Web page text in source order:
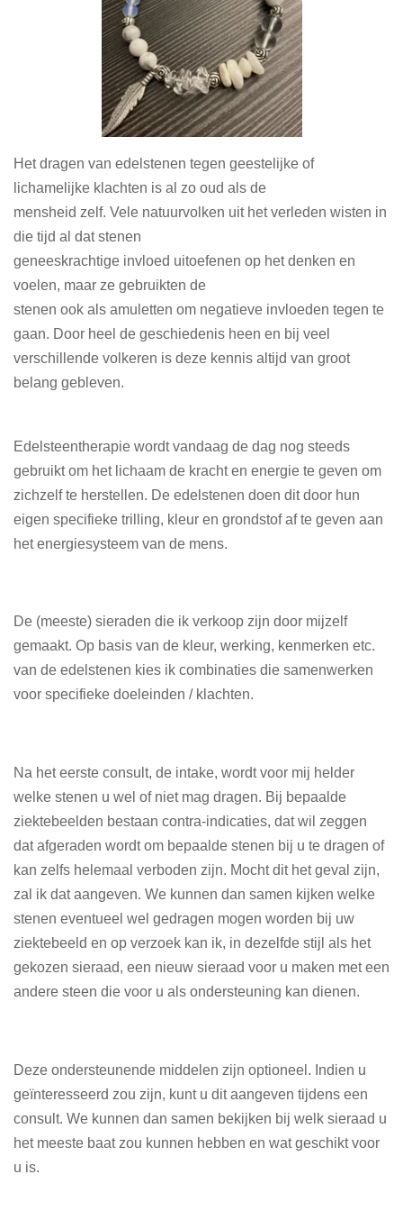
Het dragen van edelstenen tegen geestelijke of
lichamelijke klachten is al zo oud als de
mensheid zelf. Vele natuurvolken uit het verleden wisten in
die tijd al dat stenen
geneeskrachtige invloed uitoefenen op het denken en
voelen, maar ze gebruikten de
stenen ook als amuletten om negatieve invloeden tegen te
gaan. Door heel de geschiedenis heen en bij veel
verschillende volkeren is deze kennis altijd van groot
belang gebleven.
Edelsteentherapie wordt vandaag de dag nog steeds
gebruikt om het lichaam de kracht en energie te geven om
zichzelf te herstellen. De edelstenen doen dit door hun
eigen specifieke trilling, kleur en grondstof af te geven aan
het energiesysteem van de mens.
De (meeste) sieraden die ik verkoop zijn door mijzelf
gemaakt. Op basis van de kleur, werking, kenmerken etc.
van de edelstenen kies ik combinaties die samenwerken
voor specifieke doeleinden / klachten.
Na het eerste consult, de intake, wordt voor mij helder
welke stenen u wel of niet mag dragen. Bij bepaalde
ziektebeelden bestaan contra-indicaties, dat wil zeggen
dat afgeraden wordt om bepaalde stenen bij u te dragen of
kan zelfs helemaal verboden zijn. Mocht dit het geval zijn,
zal ik dat aangeven. We kunnen dan samen kijken welke
stenen eventueel wel gedragen mogen worden bij uw
ziektebeeld en op verzoek kan ik, in dezelfde stijl als het
gekozen sieraad, een nieuw sieraad voor u maken met een
andere steen die voor u als ondersteuning kan dienen.
Deze ondersteunende middelen zijn optioneel. Indien u
geïnteresseerd zou zijn, kunt u dit aangeven tijdens een
consult. We kunnen dan samen bekijken bij welk sieraad u
het meeste baat zou kunnen hebben en wat geschikt voor
u is.